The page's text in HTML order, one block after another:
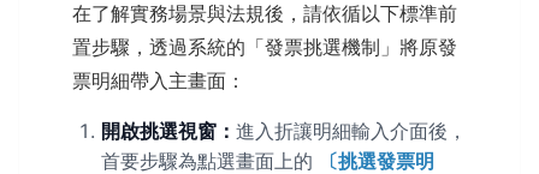
在了解實務場景與法規後，請依循以下標準前
置步驟，透過系統的「發票挑選機制」將原發
票明細帶入主畫面：
開啟挑選視窗： 進入折讓明細輸入介面後，
首要步驟為點選畫面上的
〔挑選發票明